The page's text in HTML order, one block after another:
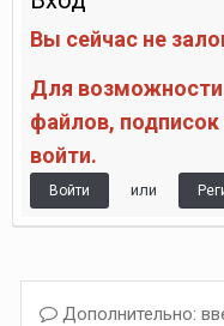
Вы сейчас не
Для возможности
файлов,
войти.
Войти или
Дополнительно: